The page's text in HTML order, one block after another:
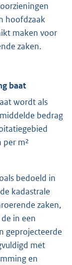
hoofdzaak
maken voor
zaken.
baat
wordt als
bedrag
m²
bedoeld in
kadastrale
zaken,
in een
geprojecteerde
met
en